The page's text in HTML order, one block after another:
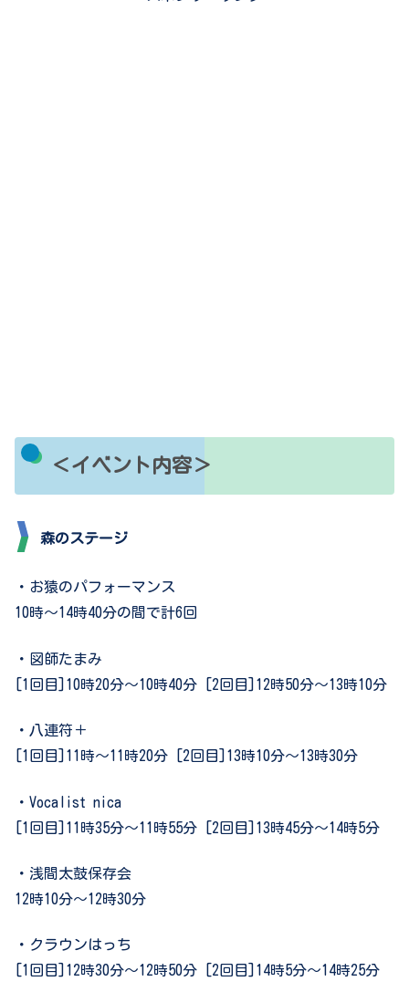
＜イベント内容＞
森のステージ
・お猿のパフォーマンス
10時～14時40分の間で計6回
・図師たまみ
[1回目]10時20分～10時40分 [2回目]12時50分～13時10分
・八連符＋
[1回目]11時～11時20分 [2回目]13時10分～13時30分
・Vocalist nica
[1回目]11時35分～11時55分 [2回目]13時45分～14時5分
・浅間太鼓保存会
12時10分～12時30分
・クラウンはっち
[1回目]12時30分～12時50分 [2回目]14時5分～14時25分